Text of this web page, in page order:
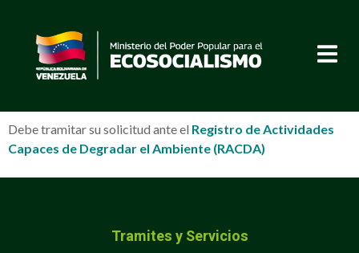
Debe tramitar su solicitud ante el Registro de Actividades
Capaces de Degradar el Ambiente (RACDA)
Tramites y Servicios